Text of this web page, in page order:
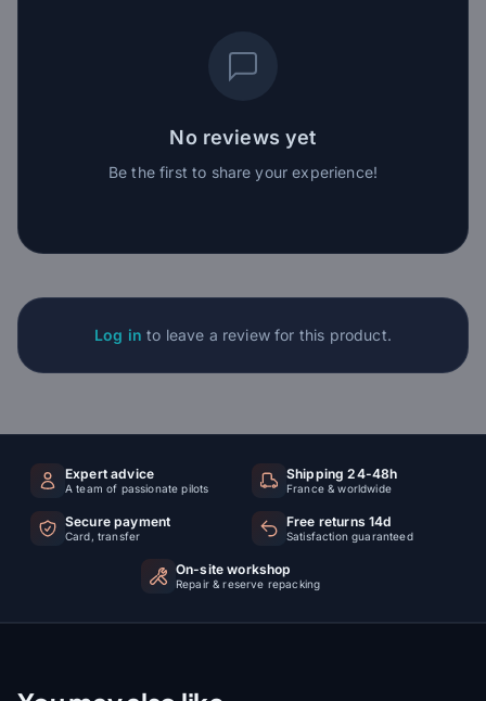
No reviews yet
Be the first to share your experience!
Log in to leave a review for this product.
Expert advice
A team of passionate pilots
Shipping 24-48h
France & worldwide
Secure payment
Card, transfer
Free returns 14d
Satisfaction guaranteed
On-site workshop
Repair & reserve repacking